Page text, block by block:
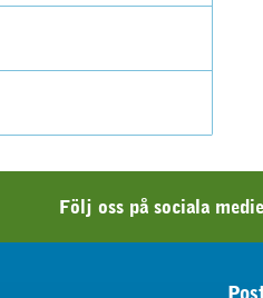
Följ oss på sociala